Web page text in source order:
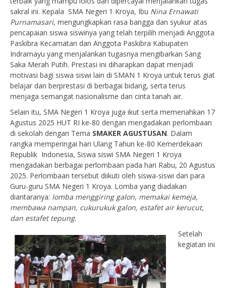
sakral ini. Kepala SMA Negeri 1 Kroya, Ibu Nina Ernawati
Purnamasari, mengungkapkan rasa bangga dan syukur atas
pencapaian siswa siswinya yang telah terpilih menjadi Anggota
Paskibra Kecamatan dan Anggota Paskibra Kabupaten
Indramayu yang menjalankan tugasnya mengibarkan Sang
Saka Merah Putih. Prestasi ini diharapkan dapat menjadi
motivasi bagi siswa siswi lain di SMAN 1 Kroya untuk terus giat
belajar dan berprestasi di berbagai bidang, serta terus
menjaga semangat nasionalisme dan cinta tanah air.
Selain itu, SMA Negeri 1 Kroya juga ikut serta memeriahkan 17
Agustus 2025 HUT RI ke-80 dengan mengadakan perlombaan
di sekolah dengan Tema SMAKER AGUSTUSAN. Dalam
rangka memperingai hari Ulang Tahun ke-80 Kemerdekaan
Republik Indonesia, Siswa siswi SMA Negeri 1 Kroya
mengadakan berbagai perlombaan pada hari Rabu, 20 Agustus
2025. Perlombaan tersebut diikuti oleh siswa-siswi dan para
Guru-guru SMA Negeri 1 Kroya. Lomba yang diadakan
diantaranya: lomba menggiring galon, memakai kemeja,
membawa nampan, cukurukuk galon, estafet air kerucut,
dan estafet tepung.
Setelah
kegiatan ini